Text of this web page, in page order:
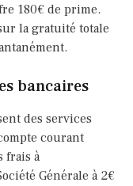
180€ de prime.
la gratuité totale
bancaires
des services
courant
frais à
Générale à 2€